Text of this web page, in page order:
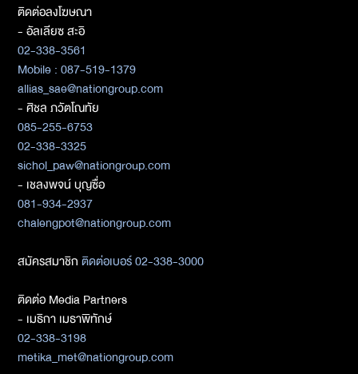
ติดต่อลงโฆษณา
- อัลเลียซ สะอิ
02-338-3561
Mobile : 087-519-1379
allias_sae@nationgroup.com
- ศิชล ภวัตโณทัย
085-255-6753
02-338-3325
sichol_paw@nationgroup.com
- เชลงพจน์ บุญซื่อ
081-934-2937
chalengpot@nationgroup.com
สมัครสมาชิกติดต่อเบอร์ 02-338-3000
ติดต่อ Media Partners
- เมธิกา เมธาพิทักษ์
02-338-3198
metika_met@nationgroup.com